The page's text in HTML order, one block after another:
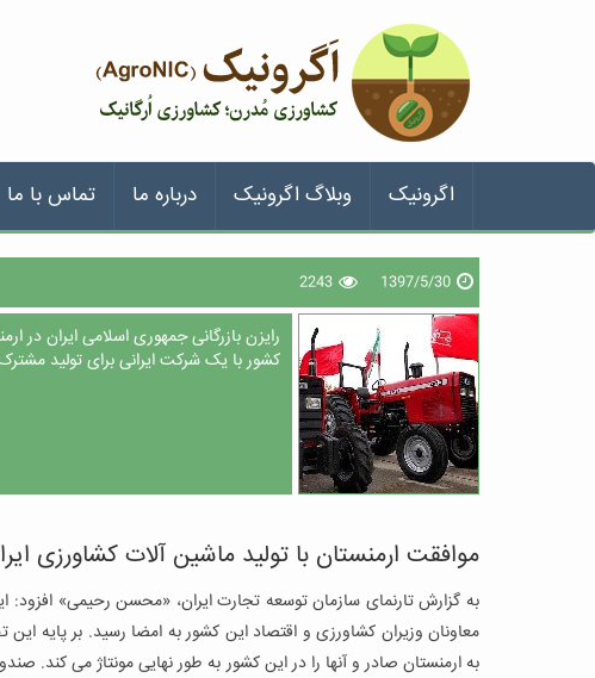
اگرونیک وبلاگ اگرونیک درباره ما تماس با ما
1397/5/30
2243
رایزن بازرگانی جمهوری اسلامی ایران
کشور با یک شرکت ایرانی برای تولید
موافقت ارمنستان با تولید ماشین آلات کشاورزی
به گزارش تارنمای سازمان توسعه تجارت ایران، «محسن رحیمی» افزود:
معاونان وزیران کشاورزی و اقتصاد این کشور به امضا رسید. بر پایه این
به ارمنستان صادر و آنها را در این کشور به طور نهایی مونتاژ می کند.